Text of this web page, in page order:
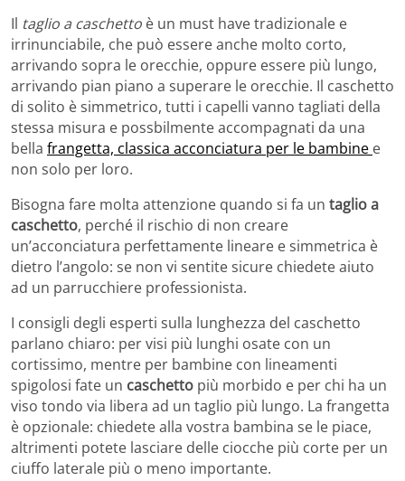
Il taglio a caschetto è un must have tradizionale e
irrinunciabile, che può essere anche molto corto,
arrivando sopra le orecchie, oppure essere più lungo,
arrivando pian piano a superare le orecchie. Il caschetto
di solito è simmetrico, tutti i capelli vanno tagliati della
stessa misura e possbilmente accompagnati da una
bella frangetta, classica acconciatura per le bambine e
non solo per loro.
Bisogna fare molta attenzione quando si fa un taglio a
caschetto, perché il rischio di non creare
un’acconciatura perfettamente lineare e simmetrica è
dietro l’angolo: se non vi sentite sicure chiedete aiuto
ad un parrucchiere professionista.
I consigli degli esperti sulla lunghezza del caschetto
parlano chiaro: per visi più lunghi osate con un
cortissimo, mentre per bambine con lineamenti
spigolosi fate un caschetto più morbido e per chi ha un
viso tondo via libera ad un taglio più lungo. La frangetta
è opzionale: chiedete alla vostra bambina se le piace,
altrimenti potete lasciare delle ciocche più corte per un
ciuffo laterale più o meno importante.